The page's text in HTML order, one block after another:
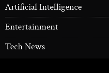
Artificial Intelligence
Entertainment
Tech News